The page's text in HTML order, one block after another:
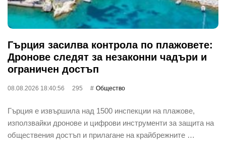
Гърция засилва контрола по плажовете:
Дронове следят за незаконни чадъри и
ограничен достъп
08.08.2026 18:40:56 295 Общество
Гърция е извършила над 1500 инспекции на плажове,
използвайки дронове и цифрови инструменти за защита на
обществения достъп и прилагане на крайбрежните …